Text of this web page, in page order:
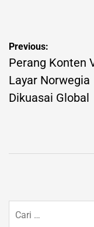
Navigasi
pos
Previous:
Perang Konten
Layar Norwegia
Dikuasai Global
untuk: